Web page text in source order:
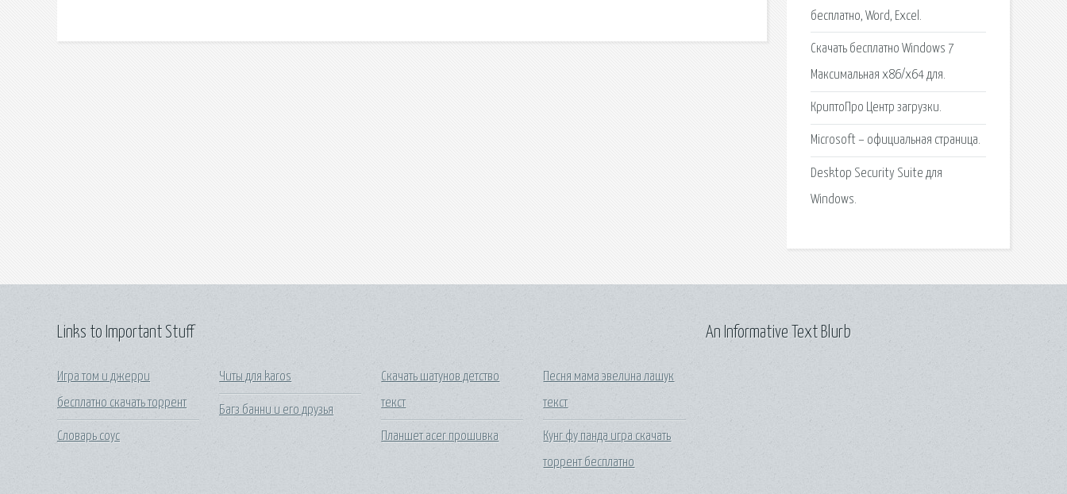
бесплатно, Word, Excel.
Скачать бесплатно Windows 7
Максимальная x86/x64 для.
КриптоПро Центр загрузки.
Microsoft – официальная страница.
Desktop Security Suite для
Windows.
Links to Important Stuff
Игра том и джерри
бесплатно скачать торрент
Словарь соус
Читы для karos
Багз банни и его друзья
Скачать шатунов детство
текст
Планшет acer прошивка
Песня мама эвелина лашук
текст
Кунг фу панда игра скачать
торрент бесплатно
An Informative Text Blurb